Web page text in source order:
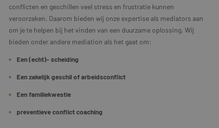
conflicten en geschillen veel stress en frustratie kunnen
veroorzaken. Daarom bieden wij onze expertise als mediators aan
om je te helpen bij het vinden van een duurzame oplossing. Wij
bieden onder andere mediation als het gaat om:
Een (echt)- scheiding
Een zakelijk geschil of arbeidsconflict
Een familiekwestie
preventieve conflict coaching